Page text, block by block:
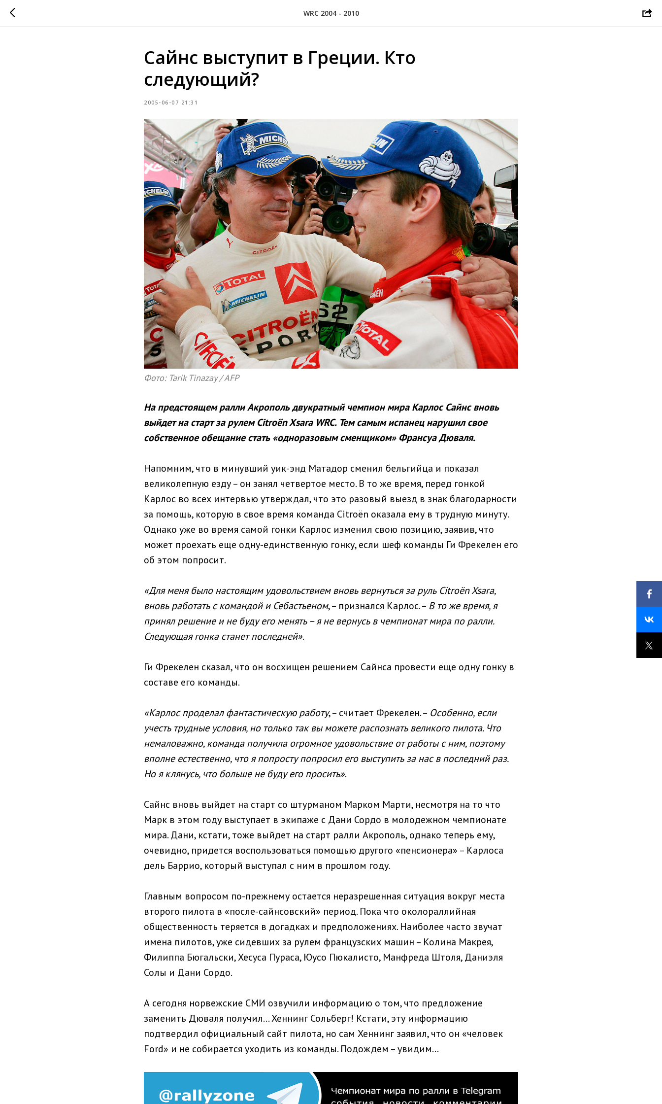
WRC 2004 - 2010
Сайнс выступит в Греции. Кто
следующий?
2005-06-07 21:31
Фото: Tarik Tinazay / AFP
На предстоящем ралли Акрополь двукратный чемпион мира Карлос Сайнс вновь
выйдет на старт за рулем Citroën Xsara WRC. Тем самым испанец нарушил свое
собственное обещание стать «одноразовым сменщиком» Франсуа Дюваля.
Напомним, что в минувший уик-энд Матадор сменил бельгийца и показал
великолепную езду – он занял четвертое место. В то же время, перед гонкой
Карлос во всех интервью утверждал, что это разовый выезд в знак благодарности
за помощь, которую в свое время команда Citroën оказала ему в трудную минуту.
Однако уже во время самой гонки Карлос изменил свою позицию, заявив, что
может проехать еще одну-единственную гонку, если шеф команды Ги Фрекелен его
об этом попросит.
«Для меня было настоящим удовольствием вновь вернуться за руль Citroën Xsara,
вновь работать с командой и Себастьеном, – признался Карлос. – В то же время, я
принял решение и не буду его менять – я не вернусь в чемпионат мира по ралли.
Следующая гонка станет последней».
Ги Фрекелен сказал, что он восхищен решением Сайнса провести еще одну гонку в
составе его команды.
«Карлос проделал фантастическую работу, – считает Фрекелен. – Особенно, если
учесть трудные условия, но только так вы можете распознать великого пилота. Что
немаловажно, команда получила огромное удовольствие от работы с ним, поэтому
вполне естественно, что я попросту попросил его выступить за нас в последний раз.
Но я клянусь, что больше не буду его просить».
Сайнс вновь выйдет на старт со штурманом Марком Марти, несмотря на то что
Марк в этом году выступает в экипаже с Дани Сордо в молодежном чемпионате
мира. Дани, кстати, тоже выйдет на старт ралли Акрополь, однако теперь ему,
очевидно, придется воспользоваться помощью другого «пенсионера» – Карлоса
дель Баррио, который выступал с ним в прошлом году.
Главным вопросом по-прежнему остается неразрешенная ситуация вокруг места
второго пилота в «после-сайнсовский» период. Пока что околораллийная
общественность теряется в догадках и предположениях. Наиболее часто звучат
имена пилотов, уже сидевших за рулем французских машин – Колина Макрея,
Филиппа Бюгальски, Хесуса Пураса, Юусо Пюкалисто, Манфреда Штоля, Даниэля
Солы и Дани Сордо.
А сегодня норвежские СМИ озвучили информацию о том, что предложение
заменить Дюваля получил... Хеннинг Сольберг! Кстати, эту информацию
подтвердил официальный сайт пилота, но сам Хеннинг заявил, что он «человек
Ford» и не собирается уходить из команды. Подождем – увидим...